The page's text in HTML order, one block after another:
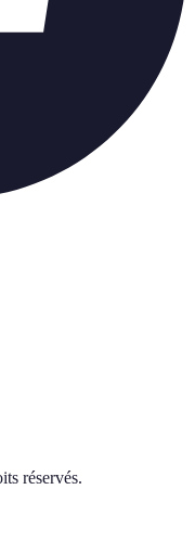
réservés.